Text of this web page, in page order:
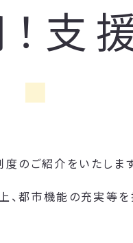
支
のご紹介をいたします
、都市機能の充実等